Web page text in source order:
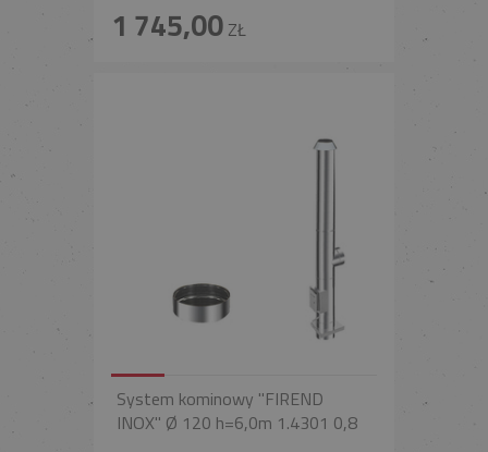
1 745,00ZŁ
System kominowy "FIREND
INOX" Ø 120 h=6,0m 1.4301 0,8